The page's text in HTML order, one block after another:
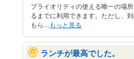
プライオリティの使える唯一の場
るまでに利用できます。ただし、
もら...もっと見る
ランチが最高でした。